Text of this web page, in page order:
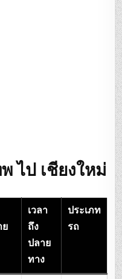
ไป เชียงใหม่
ย
เวลา
ถึง
ปลาย
ทาง
ประเภท
รถ